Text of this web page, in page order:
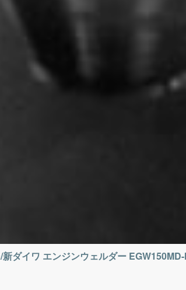
ダイワ エンジンウェルダー EGW150MD-I